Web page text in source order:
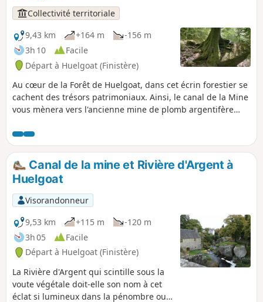
Collectivité territoriale
9,43 km
+164 m
-156 m
3h 10
Facile
Départ à Huelgoat (Finistère)
Au cœur de la Forêt de Huelgoat, dans cet écrin forestier se
cachent des trésors patrimoniaux. Ainsi, le canal de la Mine
vous mènera vers l'ancienne mine de plomb argentifère
légendaire.
Canal de la mine et Rivière d'Argent à
Huelgoat
Visorandonneur
9,53 km
+115 m
-120 m
3h 05
Facile
Départ à Huelgoat (Finistère)
La Rivière d'Argent qui scintille sous la
voute végétale doit-elle son nom à cet
éclat si lumineux dans la pénombre ou